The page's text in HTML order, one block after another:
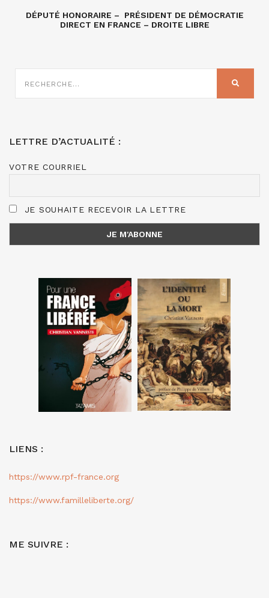
DÉPUTÉ HONORAIRE – PRÉSIDENT DE DÉMOCRATIE
DIRECT EN FRANCE – DROITE LIBRE
SUR
LETTRE D’ACTUALITÉ :
VOTRE COURRIEL
JE SOUHAITE RECEVOIR LA LETTRE
LIENS :
https://www.rpf-france.org
https://www.familleliberte.org/
ME SUIVRE :